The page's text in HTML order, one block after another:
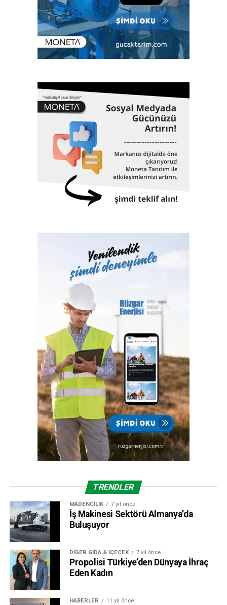
üzere enerjiden imalata, savunma sanayiinden lojistiğe
kadar tüm sektörlerde; klaslama, denetim, kalite yönetim
ve ileri mühendislik gibi birçok alanda hizmet veriyor. Çok
sayıda bilimsel ve teknik konferanslarda yer almanın yanı
sıra aynı zamanda eğitimler veriyor, çok sayıda öğrenciye
3000 adet geminin klaslama hizmetinin yanı sıra, Türkiye
ekonomisinin can damarı olan dünyaya mal olmuş projelere
de imza atıyor. 61 yıllık tarihinde altmış biri aşkın dev proje,
Türk Loydu’nun da imzası ve çalışmalarıyla hayata geçti.
İstanbul Havalimanı, Akkuyu Nükleer Güç Santrali, Yavuz
Sultan Selim Köprüsü, Osman Gazi Köprüsü, 1915
Çanakkale Köprüsü, Yüksek Hızlı Tren, TCG Anadolu
Gemisi, Nene Hatun Sondaj Gemisi, Rize-Artvin Havalimanı,
birçok futbol stadyumu bunlardan sadece birkaçıdır.
Klaslama, yasal sertifikasyon, test, muayene,
Vakfı, fiziki alanlarının yeterliliği ve gelişmeye açık oluşu
ile büyüme yolunda hızla ilerliyor. Türk Loydu, Türkiye’nin
milli kuruluşudur. Yetkisi olan alanlar hemen hemen
Türkiye’nin ekonomisine katkı sağlayan sektörlerin
tamamını içermektedir ve IACS üyeliğimiz ile büyümenin,
gelişmenin ve ülkemize katkı sağlamanın faydası ve gururu
100. yılında Türkiye Cumhuriyeti’nindir.”
TRENDLER
MADENCILIK 7 yıl önce
İş Makinesi Sektörü Almanya’da
Buluşuyor
DIĞER GIDA & İÇECEK 7 yıl önce
Propolisi Türkiye’den Dünyaya İhraç
Eden Kadın
HABERLER 11 yıl önce